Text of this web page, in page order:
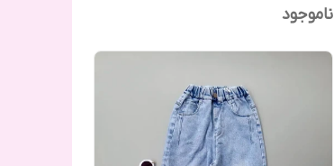
ناموجود